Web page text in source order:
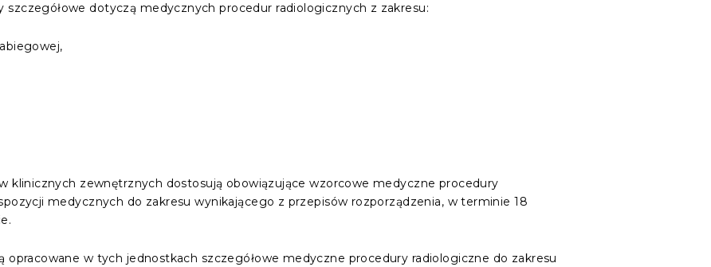
dotyczą medycznych procedur radiologicznych z zakresu:
klinicznych zewnętrznych dostosują obowiązujące wzorcowe medyczne procedury
medycznych do zakresu wynikającego z przepisów rozporządzenia, w terminie 18
opracowane w tych jednostkach szczegółowe medyczne procedury radiologiczne do zakresu